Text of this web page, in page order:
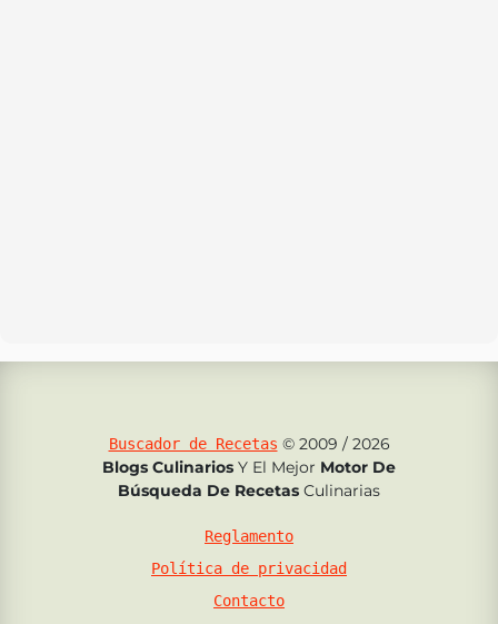
Buscador de Recetas © 2009 / 2026
Blogs Culinarios Y El Mejor Motor De
Búsqueda De Recetas Culinarias
Reglamento
Política de privacidad
Contacto